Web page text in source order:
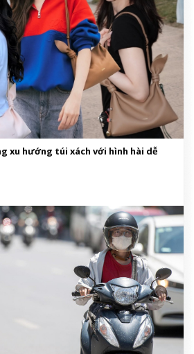
xu hướng túi xách với hình hài dễ